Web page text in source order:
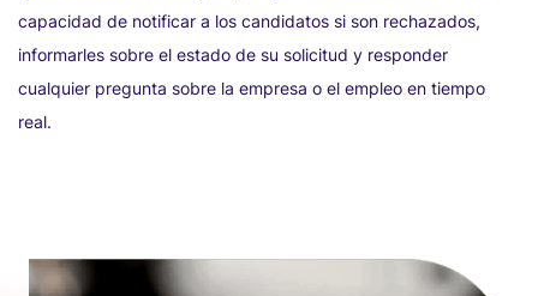
capacidad de notificar a los candidatos si son rechazados,
informarles sobre el estado de su solicitud y responder
cualquier pregunta sobre la empresa o el empleo en tiempo
real.